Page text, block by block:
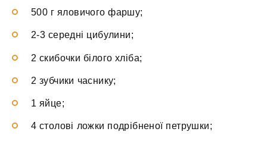
500 г яловичого фаршу;
2-3 середні цибулини;
2 скибочки білого хліба;
2 зубчики часнику;
1 яйце;
4 столові ложки подрібненої петрушки;